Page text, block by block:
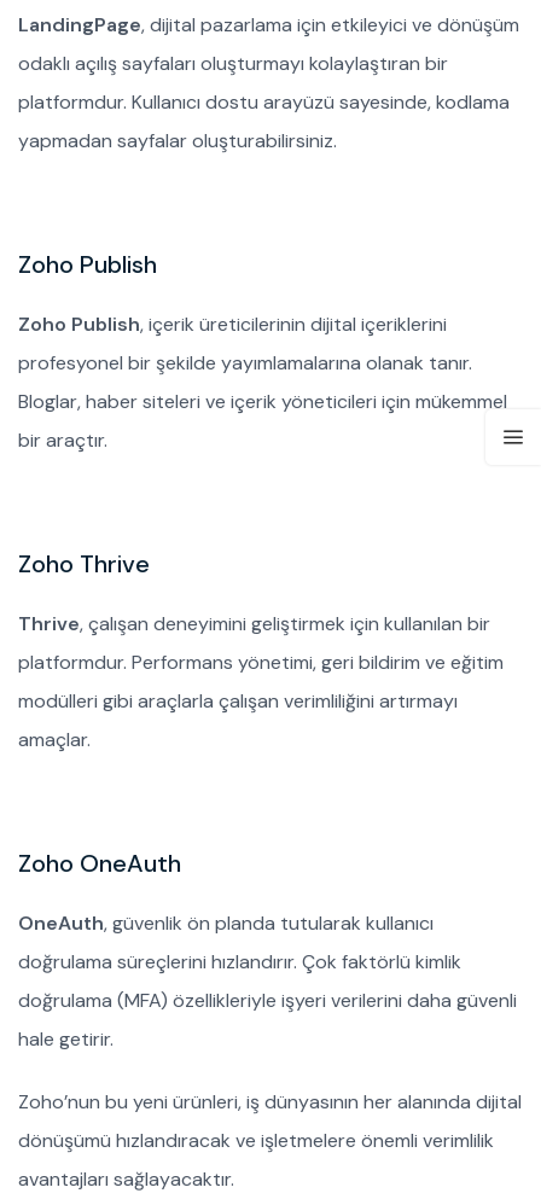
LandingPage, dijital pazarlama için etkileyici ve dönüşüm
odaklı açılış sayfaları oluşturmayı kolaylaştıran bir
platformdur. Kullanıcı dostu arayüzü sayesinde, kodlama
yapmadan sayfalar oluşturabilirsiniz.
Zoho Publish
Zoho Publish, içerik üreticilerinin dijital içeriklerini
profesyonel bir şekilde yayımlamalarına olanak tanır.
Bloglar, haber siteleri ve içerik yöneticileri için mükemmel
bir araçtır.
Zoho Thrive
Thrive, çalışan deneyimini geliştirmek için kullanılan bir
platformdur. Performans yönetimi, geri bildirim ve eğitim
modülleri gibi araçlarla çalışan verimliliğini artırmayı
amaçlar.
Zoho OneAuth
OneAuth, güvenlik ön planda tutularak kullanıcı
doğrulama süreçlerini hızlandırır. Çok faktörlü kimlik
doğrulama (MFA) özellikleriyle işyeri verilerini daha güvenli
hale getirir.
Zoho’nun bu yeni ürünleri, iş dünyasının her alanında dijital
dönüşümü hızlandıracak ve işletmelere önemli verimlilik
avantajları sağlayacaktır.